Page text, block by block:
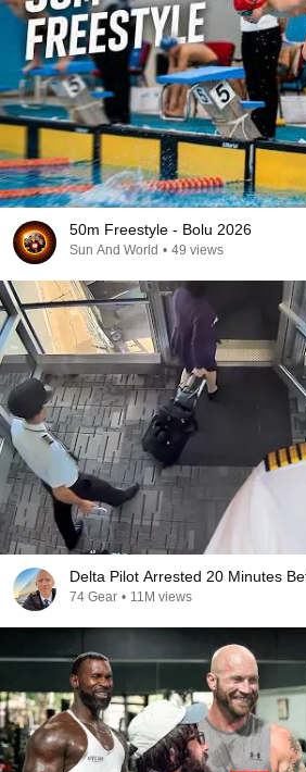
50m Freestyle - Bolu 2026
Sun And World • 49 views
Delta Pilot Arrested 20 Minutes
74 Gear • 11M views